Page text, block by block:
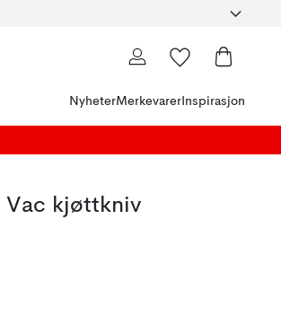
NyheterMerkevarer Inspirasjon
Vac kjøttkniv